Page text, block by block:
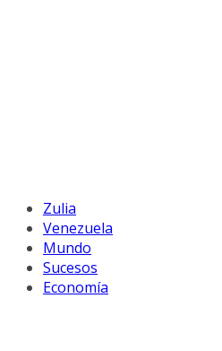
Zulia
Venezuela
Mundo
Sucesos
Economía